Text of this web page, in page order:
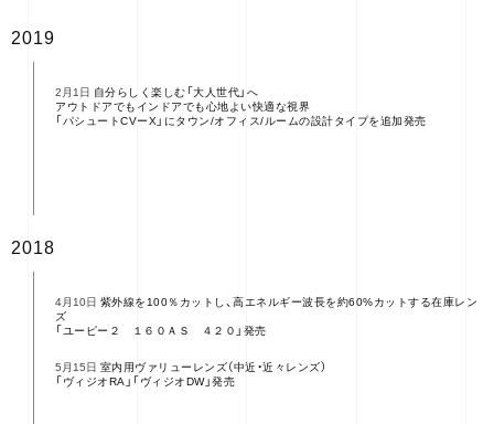
2019
2月1日 自分らしく楽しむ「大人世代」へ
アウトドアでもインドアでも心地よい快適な視界
「パシュートCVーX」にタウン/オフィス/ルームの設計タイプを追加発売
2018
4月10日 紫外線を100％カットし、高エネルギー波長を約60%カットする在庫レン
ズ
「ユーピー２ １６０ＡＳ ４２０」発売
5月15日 室内用ヴァリューレンズ（中近・近々レンズ）
「ヴィジオRA」「ヴィジオDW」発売